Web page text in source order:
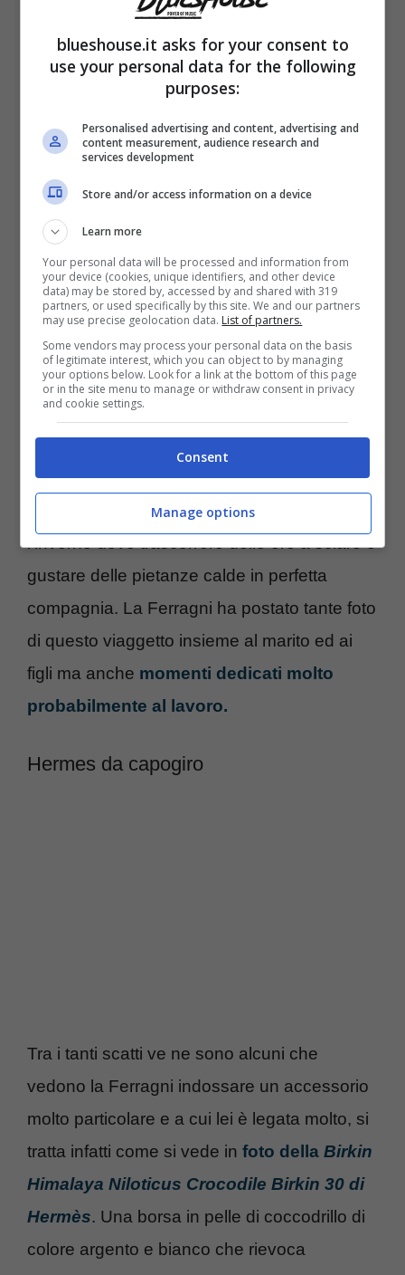
Lo scorso weekend è stato reso piu’ lungo
dalla presenza della festa dell’Immacolata
venerdì 8, quale migliore occasione per
godere di alcuni momenti in relax o
all’insegna del divertimento? Molti italiani ne
hanno approfittato per fare un viaggetto o
una gita fuori porta etra questi vi sono pure
loro, iFerragnez.
Certo, per la Ferragni partire è non all’ordine
del giorno ma quasi considerando gli
spostamenti che spesso fa per motivi di
lavoro. La famiglia ha deciso di trascorrere il
weekend a St. Moritz, meta lussuosa
turistica in Svizzera. Un luogo perfetto per
l’inverno dove trascorrere delle ore a sciare e
gustare delle pietanze calde in perfetta
compagnia. La Ferragni ha postato tante foto
di questo viaggetto insieme al marito ed ai
figli ma anche momenti dedicati molto
probabilmente al lavoro.
Hermes da capogiro
Tra i tanti scatti ve ne sono alcuni che
vedono la Ferragni indossare un accessorio
molto particolare e a cui lei è legata molto, si
tratta infatti come si vede in foto della Birkin
Himalaya Niloticus Crocodile Birkin 30 di
Hermès. Una borsa in pelle di coccodrillo di
colore argento e bianco che rievoca
blueshouse.it asks for your consent to
use your personal data for the following
purposes:
Personalised advertising and content, advertising and
content measurement, audience research and
services development
Store and/or access information on a device
Learn more
Your personal data will be processed and information from
your device (cookies, unique identifiers, and other device
data) may be stored by, accessed by and shared with 319
partners, or used specifically by this site. We and our partners
may use precise geolocation data. List of partners.
Some vendors may process your personal data on the basis
of legitimate interest, which you can object to by managing
your options below. Look for a link at the bottom of this page
or in the site menu to manage or withdraw consent in privacy
and cookie settings.
Consent
Manage options